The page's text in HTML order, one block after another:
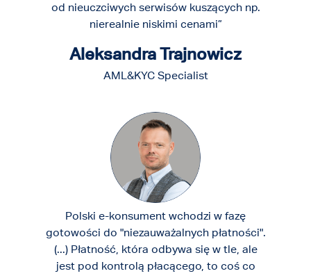
od nieuczciwych serwisów kuszących np.
nierealnie niskimi cenami”
Aleksandra Trajnowicz
AML&KYC Specialist
Polski e-konsument wchodzi w fazę
gotowości do "niezauważalnych płatności".
(...) Płatność, która odbywa się w tle, ale
jest pod kontrolą płacącego, to coś co